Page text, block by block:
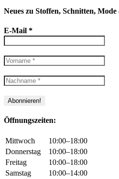
Neues zu Stoffen, Schnitten,
E-Mail *
Öffnungszeiten:
Mittwoch
10:00–18:00
Donnerstag
10:00–18:00
Freitag
10:00–18:00
Samstag
10:00–14:00